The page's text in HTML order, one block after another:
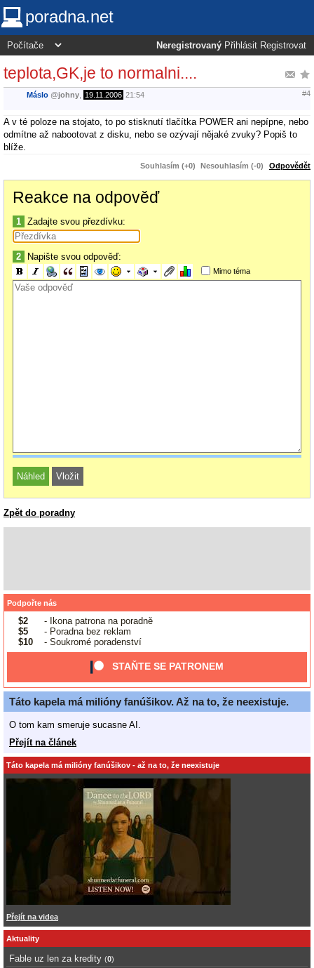
poradna.net
Neregistrovaný Přihlásit Registrovat
teplota,GK,je to normalni....
Máslo @johny 19.11.2006 21:54 #4
A v té poloze na stojato, to po stisknutí tlačítka POWER ani nepípne, nebo
odmítne až nabootovat z disku, nebo se ozývají nějaké zvuky? Popiš to
blíže.
Souhlasím (+0) Nesouhlasím (-0) Odpovědět
Reakce na odpověď
1 Zadajte svou přezdívku:
2 Napište svou odpověď:
Mimo téma
Zpět do poradny
Podpořte nás
$2
- Ikona patrona na poradně
$5
- Poradna bez reklam
$10
- Soukromé poradenství
STAŇTE SE PATRONEM
Táto kapela má milióny fanúšikov. Až na to, že neexistuje.
O tom kam smeruje sucasne AI.
Přejít na článek
Táto kapela má milióny fanúšikov - až na to, že neexistuje
Přejít na videa
Aktuality
Fable uz len za kredity (0)